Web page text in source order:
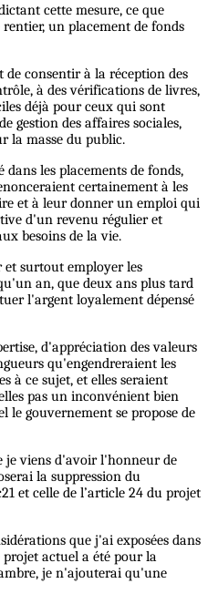
cette mesure, ce que
un placement de fonds
consentir à la réception des
à des vérifications de livres,
déjà pour ceux qui sont
gestion des affaires sociales,
la masse du public.
les placements de fonds,
certainement à les
et à leur donner un emploi qui
d'un revenu régulier et
besoins de la vie.
et surtout employer les
an, que deux ans plus tard
l'argent loyalement dépensé
d'appréciation des valeurs
qu'engendreraient les
à ce sujet, et elles seraient
pas un inconvénient bien
le gouvernement se propose de
je viens d'avoir l'honneur de
la suppression du
et celle de l’article 24 du projet
que j'ai exposées dans
projet actuel a été pour la
je n'ajouterai qu'une